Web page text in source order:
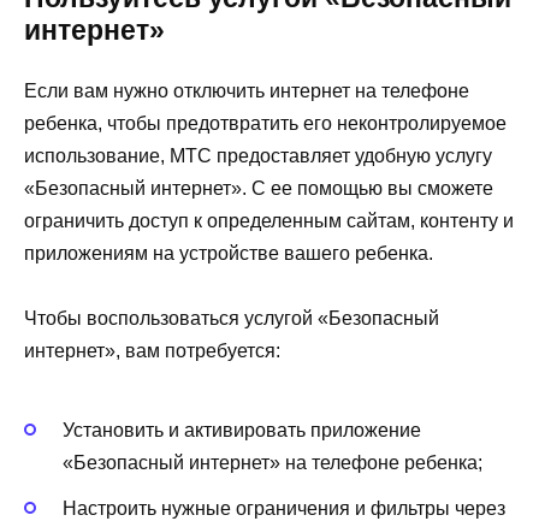
интернет»
Если вам нужно отключить интернет на телефоне
ребенка, чтобы предотвратить его неконтролируемое
использование, МТС предоставляет удобную услугу
«Безопасный интернет». С ее помощью вы сможете
ограничить доступ к определенным сайтам, контенту и
приложениям на устройстве вашего ребенка.
Чтобы воспользоваться услугой «Безопасный
интернет», вам потребуется:
Установить и активировать приложение
«Безопасный интернет» на телефоне ребенка;
Настроить нужные ограничения и фильтры через